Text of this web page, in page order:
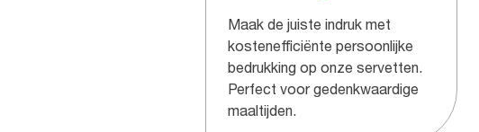
Maak de juiste indruk met
kostenefficiënte persoonlijke
bedrukking op onze servetten.
Perfect voor gedenkwaardige
maaltijden.